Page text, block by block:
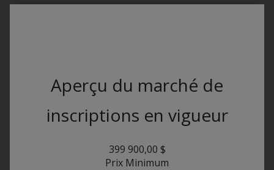
Aperçu du marché de
inscriptions en vigueur
399 900,00 $
Prix Minimum